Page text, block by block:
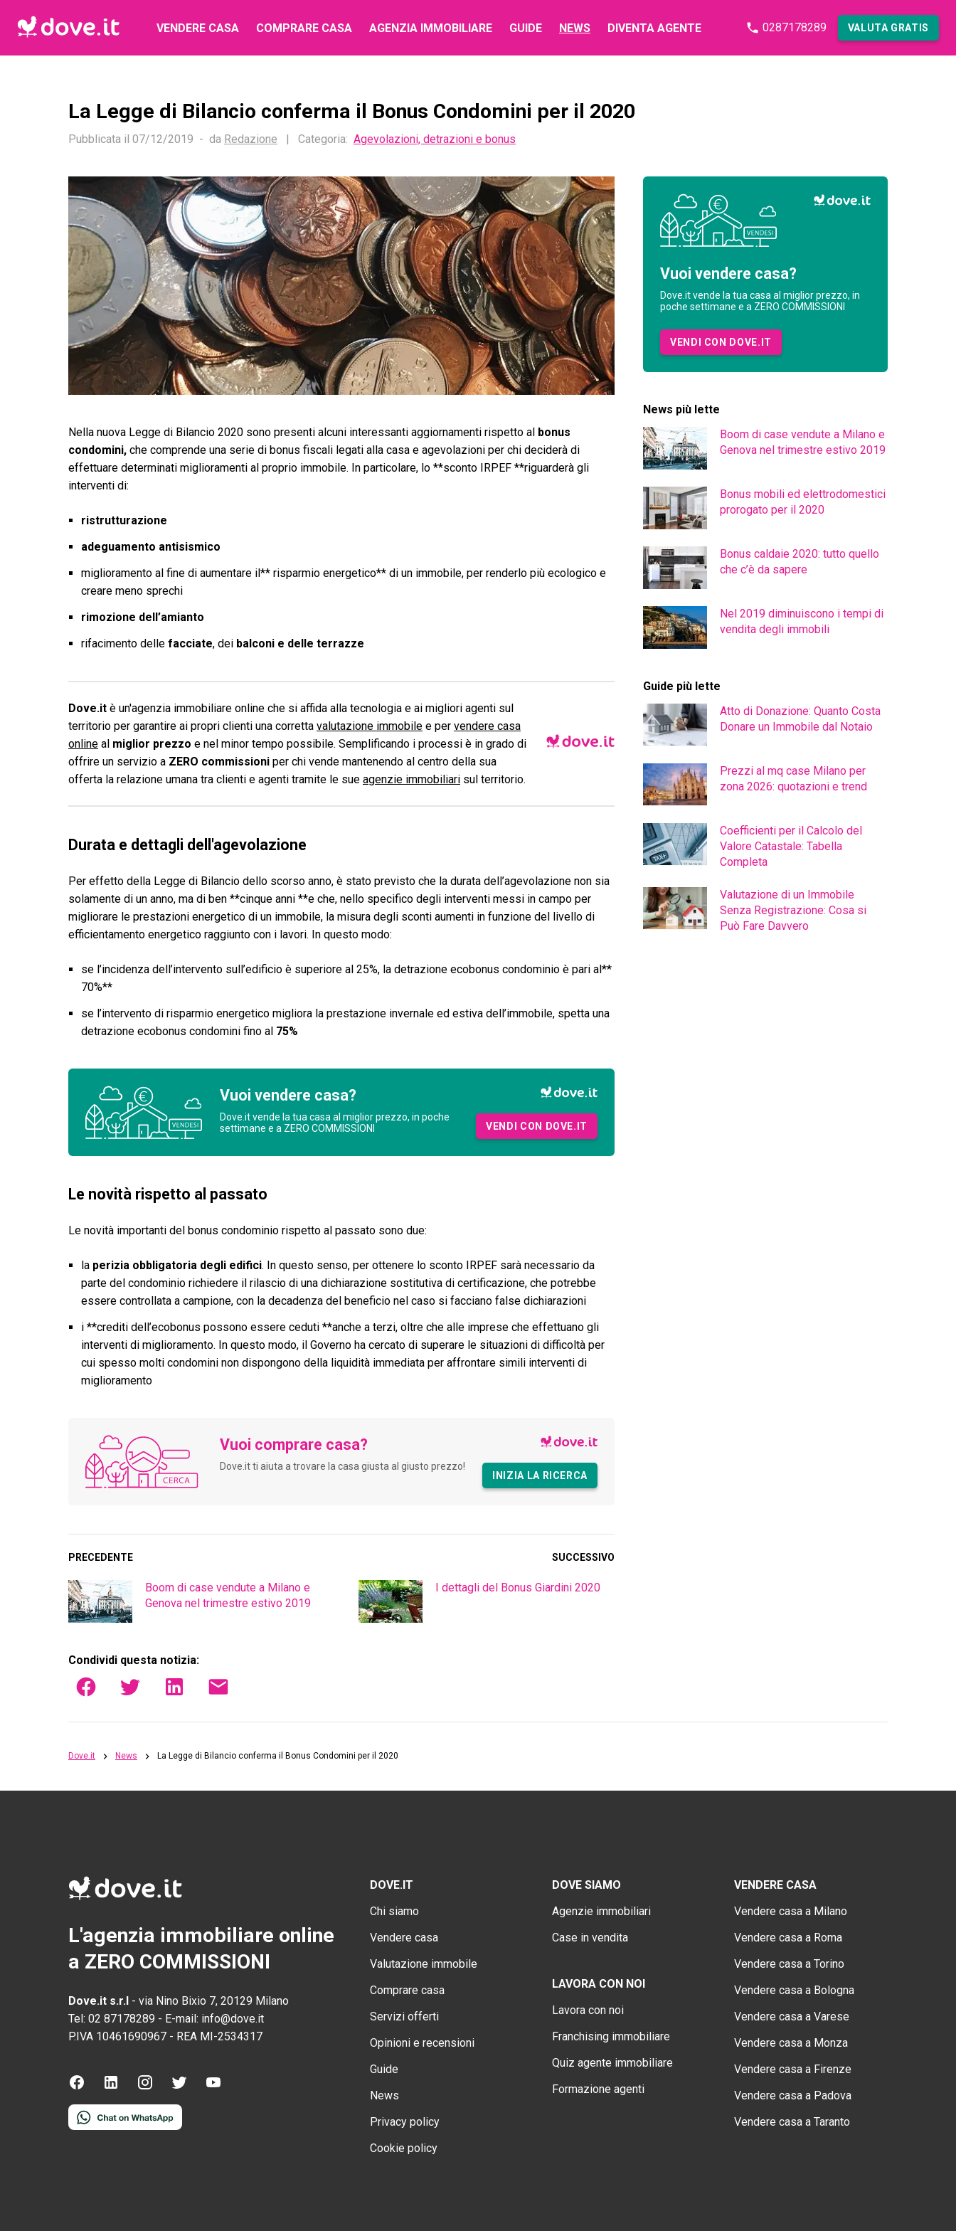
VENDERE CASA COMPRARE CASA AGENZIA IMMOBILIARE GUIDE NEWS DIVENTA AGENTE 0287178289 VALUTA GRATIS
La Legge di Bilancio conferma il Bonus Condomini per il 2020
Pubblicata il 07/12/2019 da Redazione | Categoria: Agevolazioni, detrazioni e bonus
Nella nuova Legge di Bilancio 2020 sono presenti alcuni interessanti aggiornamenti rispetto al bonus
condomini, che comprende una serie di bonus fiscali legati alla casa e agevolazioni per chi deciderà di
effettuare determinati miglioramenti al proprio immobile. In particolare, lo **sconto IRPEF **riguarderà gli
interventi di:
ristrutturazione
adeguamento antisismico
miglioramento al fine di aumentare il** risparmio energetico** di un immobile, per renderlo più ecologico e
creare meno sprechi
rimozione dell’amianto
rifacimento delle facciate, dei balconi e delle terrazze
Dove.it è un'agenzia immobiliare online che si affida alla tecnologia e ai migliori agenti sul
territorio per garantire ai propri clienti una corretta valutazione immobile e per vendere casa
online al miglior prezzo e nel minor tempo possibile. Semplificando i processi è in grado di
offrire un servizio a ZERO commissioni per chi vende mantenendo al centro della sua
offerta la relazione umana tra clienti e agenti tramite le sue agenzie immobiliari sul territorio.
Durata e dettagli dell'agevolazione
Per effetto della Legge di Bilancio dello scorso anno, è stato previsto che la durata dell’agevolazione non sia
solamente di un anno, ma di ben **cinque anni **e che, nello specifico degli interventi messi in campo per
migliorare le prestazioni energetico di un immobile, la misura degli sconti aumenti in funzione del livello di
efficientamento energetico raggiunto con i lavori. In questo modo:
se l’incidenza dell’intervento sull’edificio è superiore al 25%, la detrazione ecobonus condominio è pari al**
70%**
se l’intervento di risparmio energetico migliora la prestazione invernale ed estiva dell’immobile, spetta una
detrazione ecobonus condomini fino al 75%
Vuoi vendere casa?
Dove.it vende la tua casa al miglior prezzo, in poche
settimane e a ZERO COMMISSIONI
VENDI CON DOVE.IT
Le novità rispetto al passato
Le novità importanti del bonus condominio rispetto al passato sono due:
la perizia obbligatoria degli edifici. In questo senso, per ottenere lo sconto IRPEF sarà necessario da
parte del condominio richiedere il rilascio di una dichiarazione sostitutiva di certificazione, che potrebbe
essere controllata a campione, con la decadenza del beneficio nel caso si facciano false dichiarazioni
i **crediti dell’ecobonus possono essere ceduti **anche a terzi, oltre che alle imprese che effettuano gli
interventi di miglioramento. In questo modo, il Governo ha cercato di superare le situazioni di difficoltà per
cui spesso molti condomini non dispongono della liquidità immediata per affrontare simili interventi di
miglioramento
Vuoi comprare casa?
Dove.it ti aiuta a trovare la casa giusta al giusto prezzo!
INIZIA LA RICERCA
PRECEDENTE
Boom di case vendute a Milano e
Genova nel trimestre estivo 2019
SUCCESSIVO
I dettagli del Bonus Giardini 2020
Condividi questa notizia:
Vuoi vendere casa?
Dove.it vende la tua casa al miglior prezzo, in
poche settimane e a ZERO COMMISSIONI
VENDI CON DOVE.IT
News più lette
Boom di case vendute a Milano e
Genova nel trimestre estivo 2019
Bonus mobili ed elettrodomestici
prorogato per il 2020
Bonus caldaie 2020: tutto quello
che c’è da sapere
Nel 2019 diminuiscono i tempi di
vendita degli immobili
Guide più lette
Atto di Donazione: Quanto Costa
Donare un Immobile dal Notaio
Prezzi al mq case Milano per
zona 2026: quotazioni e trend
Coefficienti per il Calcolo del
Valore Catastale: Tabella
Completa
Valutazione di un Immobile
Senza Registrazione: Cosa si
Può Fare Davvero
Dove.it News La Legge di Bilancio conferma il Bonus Condomini per il 2020
L'agenzia immobiliare online
a ZERO COMMISSIONI
Dove.it s.r.l - via Nino Bixio 7, 20129 Milano
Tel: 02 87178289 - E-mail: info@dove.it
P.IVA 10461690967 - REA MI-2534317
DOVE.IT
Chi siamo
Vendere casa
Valutazione immobile
Comprare casa
Servizi offerti
Opinioni e recensioni
Guide
News
Privacy policy
Cookie policy
DOVE SIAMO
Agenzie immobiliari
Case in vendita
LAVORA CON NOI
Lavora con noi
Franchising immobiliare
Quiz agente immobiliare
Formazione agenti
VENDERE CASA
Vendere casa a Milano
Vendere casa a Roma
Vendere casa a Torino
Vendere casa a Bologna
Vendere casa a Varese
Vendere casa a Monza
Vendere casa a Firenze
Vendere casa a Padova
Vendere casa a Taranto